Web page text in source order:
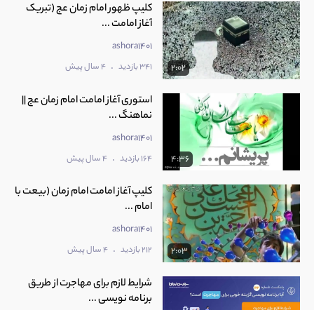
2:02
کلیپ ظهور امام زمان عج (تبریک
آغاز امامت ...
ashora1401
341 بازدید . 4 سال پیش
4:36
استوری آغاز امامت امام زمان عج ||
نماهنگ ...
ashora1401
164 بازدید . 4 سال پیش
2:03
کلیپ آغاز امامت امام زمان (بیعت با
امام ...
ashora1401
212 بازدید . 4 سال پیش
شرایط لازم برای مهاجرت از طریق
برنامه نویسی ...